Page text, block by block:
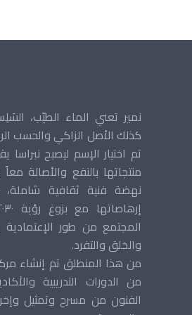
نمير تعني الماء الطيّب،
كذلك الأصل الزاكي والحسب
تم اختيار الإسم ليصبح
منتجاتها بالنفع والأصالة
نهضة فنية ثقافية شاملة،
المجتمع من طور الإعتمادية
والخلق والتفرد.
من هذا المنطلق تم إنشاء
من الدورات التدريبية
الفنون من مسرح وتمثيل